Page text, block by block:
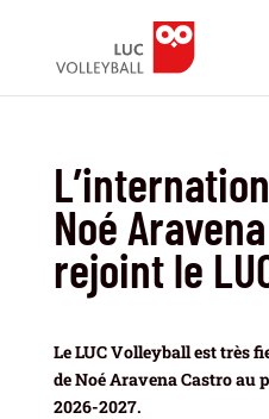
Noé
rejoint le
Le LUC Volleyball est très
de Noé Aravena Castro au
2026-2027.